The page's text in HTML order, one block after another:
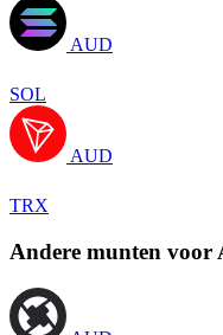
AUD
SOL
AUD
TRX
Andere munten